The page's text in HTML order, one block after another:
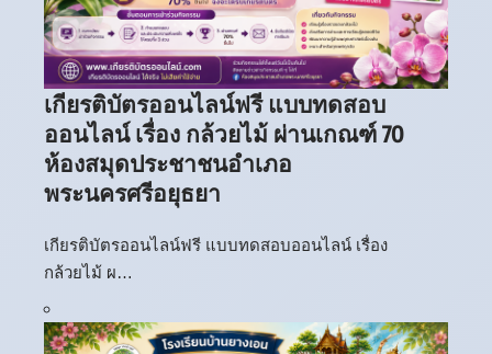
เกียรติบัตรออนไลน์ฟรี แบบทดสอบ
ออนไลน์ เรื่อง กล้วยไม้ ผ่านเกณฑ์ 70
ห้องสมุดประชาชนอำเภอ
พระนครศรีอยุธยา
เกียรติบัตรออนไลน์ฟรี แบบทดสอบออนไลน์ เรื่อง
กล้วยไม้ ผ…